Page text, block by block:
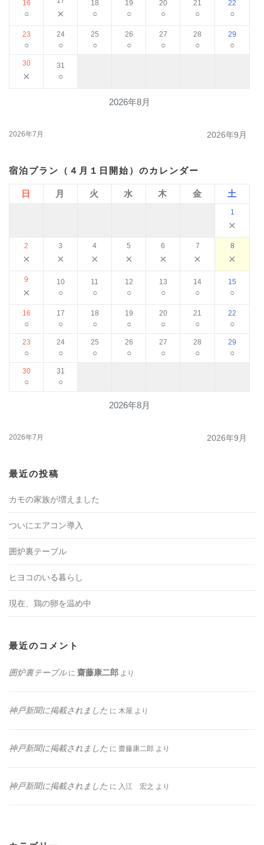
2026年8月
16
○ ×
18
○
19
○
20
○
21
○
22
○
23
○
24
○
25
○
26
○
27
○
28
○
29
○
30
×
31
○
2026年7月 2026年9月
宿泊プラン（４月１日開始）のカレンダー
2026年8月
日 月 火 水 木 金 土
1
×
2
×
3
×
4
×
5
×
6
×
7
×
8
×
9
×
10
○
11
○
12
○
13
○
14
○
15
○
16
○
17
○
18
○
19
○
20
○
21
○
22
○
23
○
24
○
25
○
26
○
27
○
28
○
29
○
30
○
31
○
2026年7月 2026年9月
最近の投稿
カモの家族が増えました
ついにエアコン導入
囲炉裏テーブル
ヒヨコのいる暮らし
現在、鶏の卵を温め中
最近のコメント
囲炉裏テーブルに 齋藤康二郎 より
神戸新聞に掲載されました に 木屋 より
神戸新聞に掲載されました に 齋藤康二郎 より
神戸新聞に掲載されました に 入江 宏之 より